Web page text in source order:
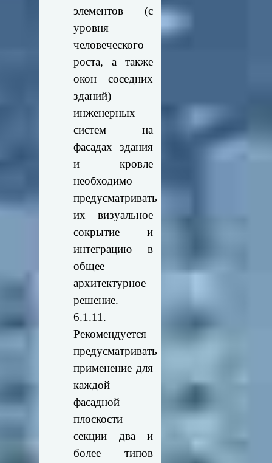
элементов (с
уровня
человеческого
роста, а также
окон соседних
зданий)
инженерных
систем на
фасадах здания
и кровле
необходимо
предусматривать
их визуальное
сокрытие и
интеграцию в
общее
архитектурное
решение.
6.1.11.
Рекомендуется
предусматривать
применение для
каждой
фасадной
плоскости
секции два и
более типов